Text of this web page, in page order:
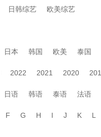
日韩综艺 欧美综艺
日本 韩国 欧美 泰国
2022 2021 2020
日语 韩语 泰语 法语
F G H I J K L